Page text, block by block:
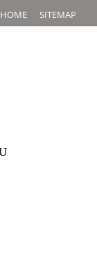
HOME SITEMAP